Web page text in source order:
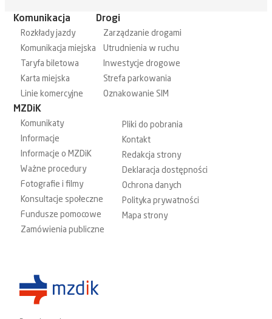
Komunikacja
Rozkłady jazdy
Komunikacja miejska
Taryfa biletowa
Karta miejska
Linie komercyjne
Drogi
Zarządzanie drogami
Utrudnienia w ruchu
Inwestycje drogowe
Strefa parkowania
Oznakowanie SIM
MZDiK
Komunikaty
Informacje
Informacje o MZDiK
Ważne procedury
Fotografie i filmy
Konsultacje społeczne
Fundusze pomocowe
Zamówienia publiczne
Pliki do pobrania
Kontakt
Redakcja strony
Deklaracja dostępności
Ochrona danych
Polityka prywatności
Mapa strony